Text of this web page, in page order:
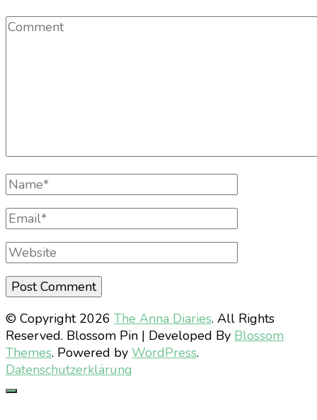
Comment
Full
Name
Email
Website
© Copyright 2026 The Anna Diaries. All Rights
Reserved. Blossom Pin | Developed By Blossom
Themes. Powered by WordPress.
Datenschutzerklärung